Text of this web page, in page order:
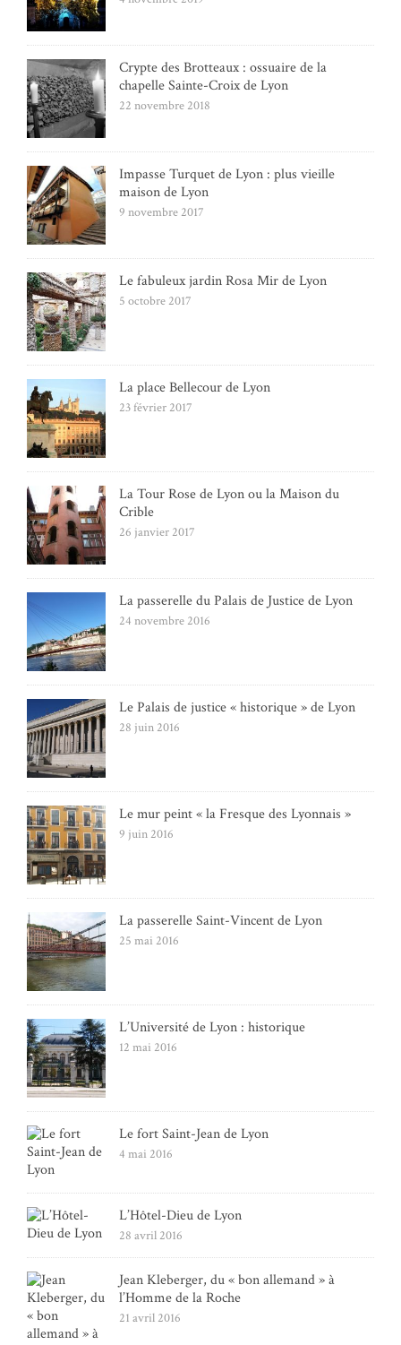
Crypte des Brotteaux : ossuaire de la
chapelle Sainte-Croix de Lyon
22 novembre 2018
Impasse Turquet de Lyon : plus vieille
maison de Lyon
9 novembre 2017
Le fabuleux jardin Rosa Mir de Lyon
5 octobre 2017
La place Bellecour de Lyon
23 février 2017
La Tour Rose de Lyon ou la Maison du
Crible
26 janvier 2017
La passerelle du Palais de Justice de Lyon
24 novembre 2016
Le Palais de justice « historique » de Lyon
28 juin 2016
Le mur peint « la Fresque des Lyonnais »
9 juin 2016
La passerelle Saint-Vincent de Lyon
25 mai 2016
L’Université de Lyon : historique
12 mai 2016
Le fort Saint-Jean de Lyon
4 mai 2016
L’Hôtel-Dieu de Lyon
28 avril 2016
Jean Kleberger, du « bon allemand » à
l’Homme de la Roche
21 avril 2016